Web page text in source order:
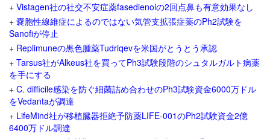
+ Vistagen社の社交不安症薬fasedienolの2回点鼻も有意効果なし
+ 嚢胞性線維症によるのではない気管支拡張症薬のPh2試験を
Sanofiが停止
+ Replimuneの黒色腫薬Tudriqevを米国がとうとう承認
+ Tarsus社がAlkeus社を買ってPh3試験段階のシュタルガルト病薬
を手にする
+ C. difficile感染を防ぐ細菌詰め合わせのPh3試験資金6000万ドル
をVedantaが調達
+ LifeMind社が移植臓器拒絶予防薬LIFE-001のPh2試験資金2億
6400万ドル調達